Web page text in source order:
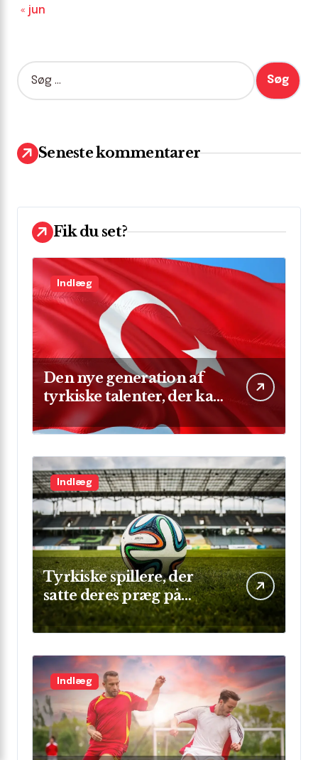
« jun
S
ø
t
e
Seneste kommentarer
Fik du set?
Indlæg
Den nye generation af
tyrkiske talenter, der kan
skinne på verdensscenen
Indlæg
Tyrkiske spillere, der
satte deres præg på
Champions League
Indlæg